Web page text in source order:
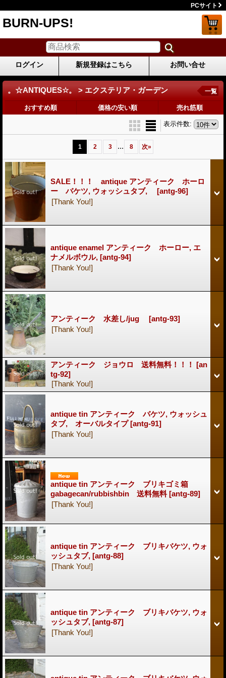
PCサイト
BURN-UPS!
ログイン 新規登録はこちら お問い合せ
。☆ANTIQUES☆。 > エクステリア・ガーデン 一覧
おすすめ順 価格の安い順 売れ筋順
表示件数:
1 2 3 ... 8 次»
SALE！！！ antique アンティーク ホーロ
ー バケツ, ウォッシュタブ, [antg-96]
[Thank You!]
antique enamel アンティーク ホーロー, エ
ナメルボウル, [antg-94]
[Thank You!]
アンティーク 水差し/jug [antg-93]
[Thank You!]
アンティーク ジョウロ 送料無料！！！ [an
tg-92]
[Thank You!]
antique tin アンティーク バケツ, ウォッシュ
タブ, オーバルタイプ[antg-91]
[Thank You!]
antique tin アンティーク ブリキゴミ箱
gabagecan/rubbishbin 送料無料[antg-89]
[Thank You!]
antique tin アンティーク ブリキバケツ, ウォ
ッシュタブ, [antg-88]
[Thank You!]
antique tin アンティーク ブリキバケツ, ウォ
ッシュタブ, [antg-87]
[Thank You!]